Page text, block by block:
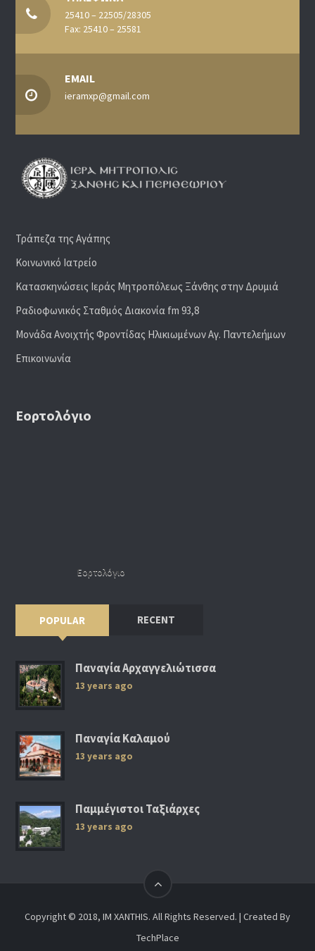
25410 – 22505/28305
Fax: 25410 – 25581
EMAIL
ieramxp@gmail.com
Τράπεζα της Αγάπης
Κοινωνικό Ιατρείο
Κατασκηνώσεις Ιεράς Μητροπόλεως Ξάνθης στην Δρυμιά
Ραδιoφωνικός Σταθμός Διακονία fm 93,8
Μονάδα Ανοιχτής Φροντίδας Ηλικιωμένων Αγ. Παντελεήμων
Επικοινωνία
Εορτολόγιο
Εορτολόγιο
POPULAR RECENT
Παναγία Αρχαγγελιώτισσα
13 years ago
Παναγία Καλαμού
13 years ago
Παμμέγιστοι Ταξιάρχες
13 years ago
Copyright © 2018, IM XANTHIS. All Rights Reserved. | Created By
TechPlace